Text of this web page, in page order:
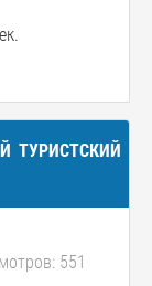
ТУРИСТСКИЙ
551